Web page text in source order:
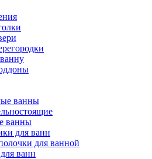
ванны
ванны
для ванн
для ванной
ванн